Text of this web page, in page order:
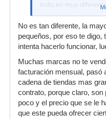
todo es muy
No es tan diferente, la
pequeños, por eso te digo,
intenta hacerlo funcionar,
Muchas marcas no te
facturación mensual, pasó
cadena de tiendas mas
contrato, porque claro,
poco y el precio que se le
que este pueda ofrecer